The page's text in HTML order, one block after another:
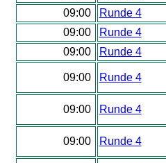
09:00
Runde 4
09:00
Runde 4
09:00
Runde 4
09:00 Runde 4
09:00 Runde 4
09:00 Runde 4